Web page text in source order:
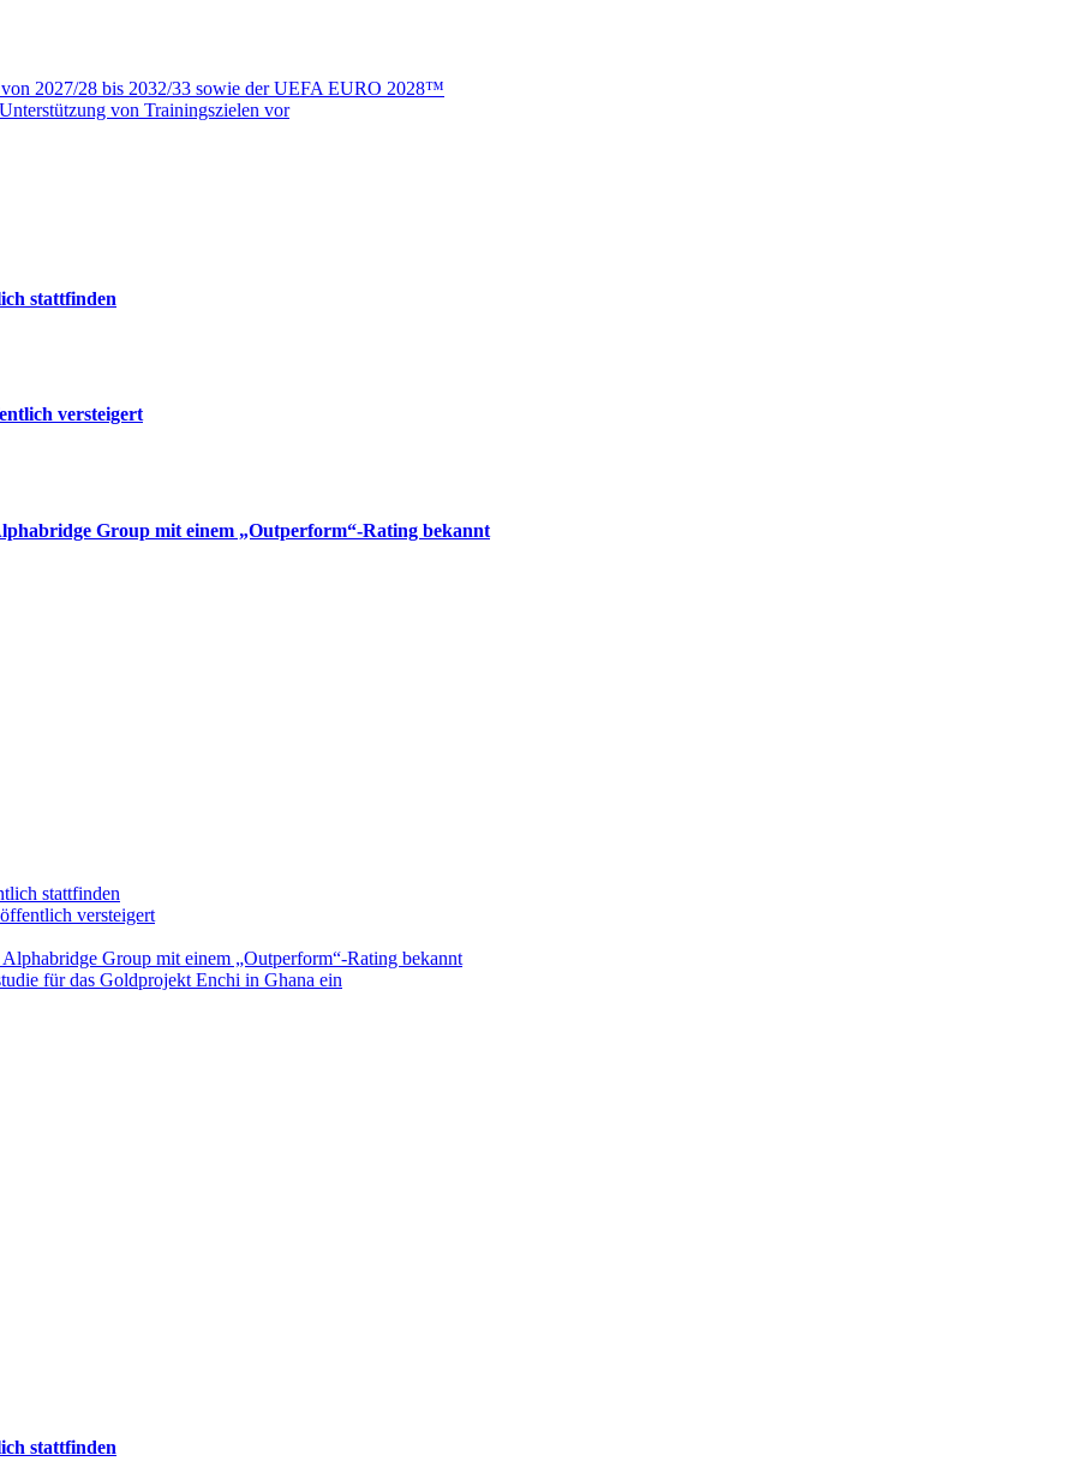
2027/28 bis 2032/33 sowie der UEFA EURO 2028™
von Trainingszielen vor
stattfinden
versteigert
Group mit einem „Outperform“-Rating bekannt
stattfinden
versteigert
Group mit einem „Outperform“-Rating bekannt
für das Goldprojekt Enchi in Ghana ein
stattfinden